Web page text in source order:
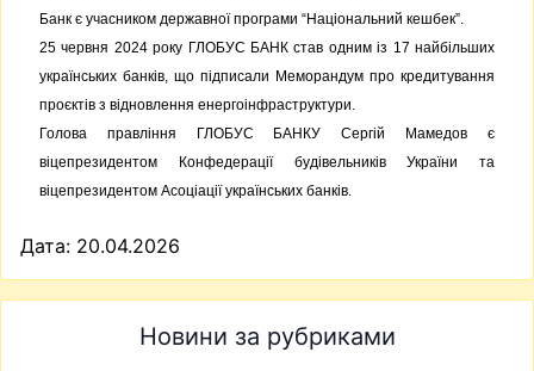
Банк є учасником державної програми “Національний кешбек”.
25 червня 2024 року ГЛОБУС БАНК став одним із 17 найбільших
українських банків, що підписали Меморандум про кредитування
проєктів з відновлення енергоінфраструктури.
Голова правління ГЛОБУС БАНКУ Сергій Мамедов є
віцепрезидентом Конфедерації будівельників України та
віцепрезидентом Асоціації українських банків.
Дата: 20.04.2026
Новини за рубриками